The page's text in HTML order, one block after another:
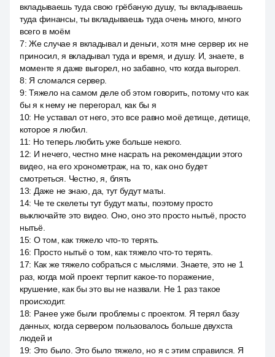
вкладываешь туда свою грёбаную душу, ты вкладываешь
туда финансы, ты вкладываешь туда очень много, много
всего в моём
7:Же случае я вкладывал и деньги, хотя мне сервер их не
приносил, я вкладывал туда и время, и душу. И, знаете, в
моменте я даже выгорел, но забавно, что когда выгорел.
8: Я сломался сервер.
9:Тяжело на самом деле об этом говорить, потому что как
бы я к нему не перегорал, как бы я
10: Не уставал от него, это все равно моё детище, детище,
которое я любил.
11: Но теперь любить уже больше некого.
12: И нечего, честно мне насрать на рекомендации этого
видео, на его хронометраж, на то, как оно будет
смотреться. Честно, я, блять
13: Даже не знаю, да, тут будут маты.
14: Че те скелеты тут будут маты, поэтому просто
выключайте это видео. Оно, оно это просто нытьё, просто
нытьё.
15: О том, как тяжело что-то терять.
16: Просто нытьё о том, как тяжело что-то терять.
17: Как же тяжело собраться с мыслями. Знаете, это не 1
раз, когда мой проект терпит какое-то поражение,
крушение, как бы это вы не назвали. Не 1 раз такое
происходит.
18: Ранее уже были проблемы с проектом. Я терял базу
данных, когда сервером пользовалось больше двухста
людей и
19: Это было. Это было тяжело, но я с этим справился. Я